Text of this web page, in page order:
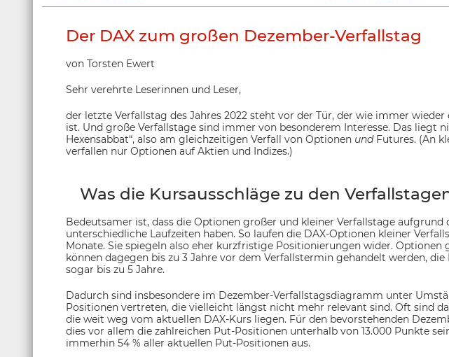
Der DAX zum großen Dezember-Verfallstag
von Torsten Ewert
Sehr verehrte Leserinnen und Leser,
der letzte Verfallstag des Jahres 2022 steht vor der Tür, der wie immer
ist. Und große Verfallstage sind immer von besonderem Interesse. Das liegt
Hexensabbat“, also am gleichzeitigen Verfall von Optionen undFutures. (An
verfallen nur Optionen auf Aktien und Indizes.)
Was die Kursausschläge zu den
Bedeutsamer ist, dass die Optionen großer und kleiner Verfallstage aufgrund
unterschiedliche Laufzeiten haben. So laufen die DAX-Optionen kleiner
Monate. Sie spiegeln also eher kurzfristige Positionierungen wider. Optionen
können dagegen bis zu 3 Jahre vor dem Verfallstermin gehandelt werden,
sogar bis zu 5 Jahre.
Dadurch sind insbesondere im Dezember-Verfallstagsdiagramm unter
Positionen vertreten, die vielleicht längst nicht mehr relevant sind. Oft sind
die weit weg vom aktuellen DAX-Kurs liegen. Für den bevorstehenden
dies vor allem die zahlreichen Put-Positionen unterhalb von 13.000 Punkte
immerhin 54 % aller aktuellen Put-Positionen aus.